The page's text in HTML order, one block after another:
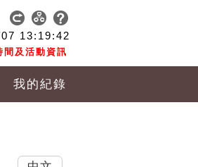
13:19:43
及活動資訊
我的紀錄